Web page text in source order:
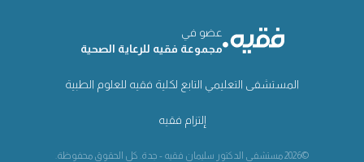
عضو في
مجموعة فقيه للرعاية الصحية
المستشفى التعليمي التابع لكلية فقيه للعلوم الطبية
إلتزام فقيه
©2026 مستشفى الدكتور سليمان فقيه - جدة. كل الحقوق محفوظة.